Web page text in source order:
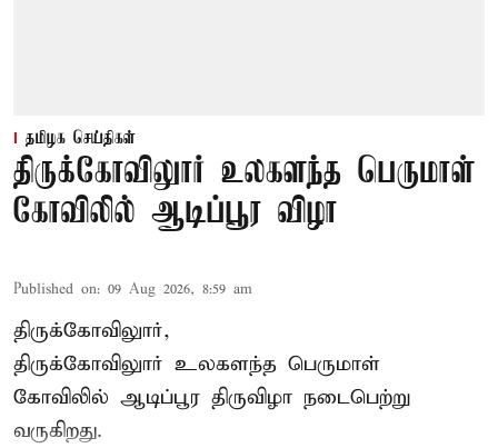
தமிழக செய்திகள்
திருக்கோவிலுார் உலகளந்த பெருமாள்
கோவிலில் ஆடிப்பூர விழா
Published on: 09 Aug 2026, 8:59 am
திருக்கோவிலுார்,
திருக்கோவிலுார் உலகளந்த பெருமாள்
கோவிலில் ஆடிப்பூர திருவிழா நடைபெற்று
வருகிறது.